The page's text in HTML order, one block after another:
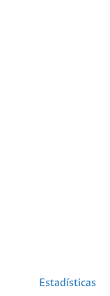
Estadísticas